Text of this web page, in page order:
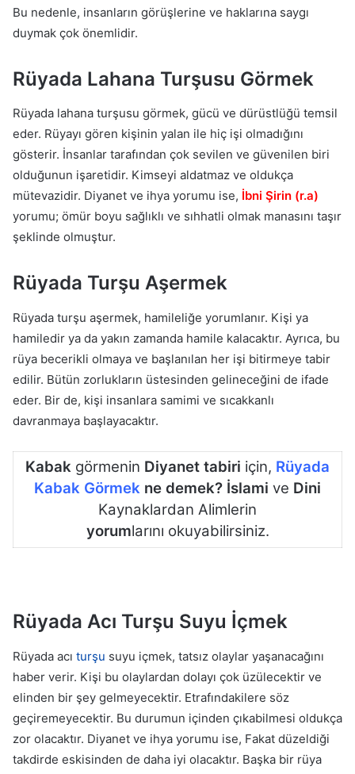
Bu nedenle, insanların görüşlerine ve haklarına saygı
duymak çok önemlidir.
Rüyada Lahana Turşusu Görmek
Rüyada lahana turşusu görmek, gücü ve dürüstlüğü temsil
eder. Rüyayı gören kişinin yalan ile hiç işi olmadığını
gösterir. İnsanlar tarafından çok sevilen ve güvenilen biri
olduğunun işaretidir. Kimseyi aldatmaz ve oldukça
mütevazidir. Diyanet ve ihya yorumu ise, İbni Şirin (r.a)
yorumu; ömür boyu sağlıklı ve sıhhatli olmak manasını taşır
şeklinde olmuştur.
Rüyada Turşu Aşermek
Rüyada turşu aşermek, hamileliğe yorumlanır. Kişi ya
hamiledir ya da yakın zamanda hamile kalacaktır. Ayrıca, bu
rüya becerikli olmaya ve başlanılan her işi bitirmeye tabir
edilir. Bütün zorlukların üstesinden gelineceğini de ifade
eder. Bir de, kişi insanlara samimi ve sıcakkanlı
davranmaya başlayacaktır.
Kabak görmenin Diyanet tabiri için, Rüyada
Kabak Görmek ne demek? İslami ve Dini
Kaynaklardan Alimlerin
yorumlarını okuyabilirsiniz.
Rüyada Acı Turşu Suyu İçmek
Rüyada acı turşu suyu içmek, tatsız olaylar yaşanacağını
haber verir. Kişi bu olaylardan dolayı çok üzülecektir ve
elinden bir şey gelmeyecektir. Etrafındakilere söz
geçiremeyecektir. Bu durumun içinden çıkabilmesi oldukça
zor olacaktır. Diyanet ve ihya yorumu ise, Fakat düzeldiği
takdirde eskisinden de daha iyi olacaktır. Başka bir rüya